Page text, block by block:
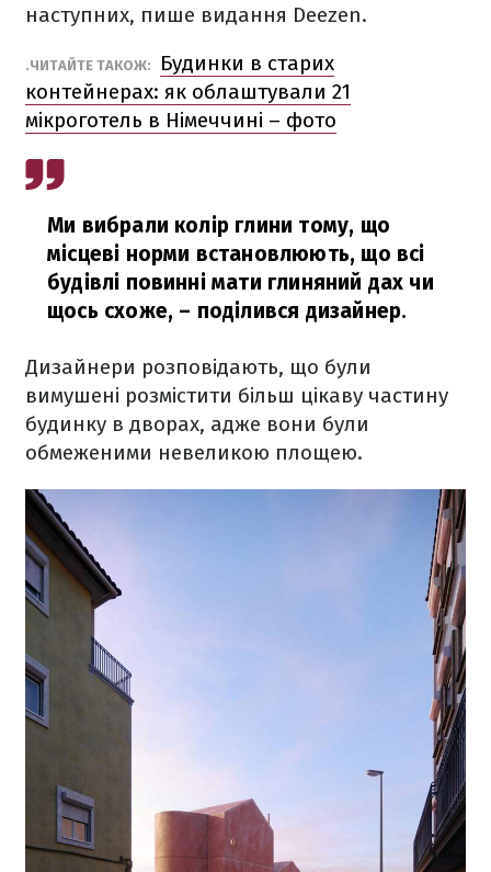
наступних, пише видання Deezen.
.ЧИТАЙТЕ ТАКОЖ:
Будинки в старих
контейнерах: як облаштували 21
мікроготель в Німеччині – фото
Ми вибрали колір глини тому, що
місцеві норми встановлюють, що всі
будівлі повинні мати глиняний дах чи
щось схоже, – поділився дизайнер.
Дизайнери розповідають, що були
вимушені розмістити більш цікаву частину
будинку в дворах, адже вони були
обмеженими невеликою площею.